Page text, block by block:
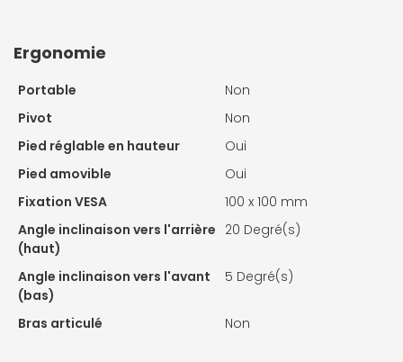
Ergonomie
Portable
Non
Pivot
Non
Pied réglable en hauteur
Oui
Pied amovible
Oui
Fixation VESA
100 x 100 mm
Angle inclinaison vers l'arrière
(haut)
20 Degré(s)
Angle inclinaison vers l'avant
(bas)
5 Degré(s)
Bras articulé Non